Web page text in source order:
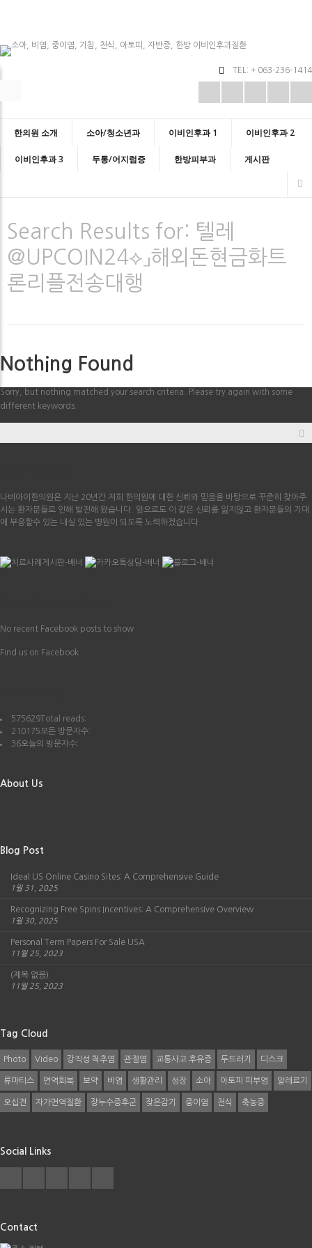
TEL: + 063-236-1414
한의원 소개 소아/청소년과 이비인후과 1 이비인후과 2
이비인후과 3 두통/어지럼증 한방피부과 게시판
Search Results for: 텔레
@UPCOIN24⟡」해외돈현금화트
론리플전송대행
Nothing Found
Sorry, but nothing matched your search criteria. Please try again with some
different keywords.
나비아이한의원은 지난 20년간 저희 한의원에 대한 신뢰와 믿음을 바탕으로 꾸준히 찾아주
시는 환자분들로 인해 발전해 왔습니다. 앞으로도 이 같은 신뢰를 잃지않고 환자분들의 기대
에 부응할수 있는 내실 있는 병원이 되도록 노력하겠습니다.
No recent Facebook posts to show
Find us on Facebook
575629Total reads:
210175모든 방문자수:
36오늘의 방문자수:
About Us
Blog Post
Ideal US Online Casino Sites: A Comprehensive Guide
1월 31, 2025
Recognizing Free Spins Incentives: A Comprehensive Overview
1월 30, 2025
Personal Term Papers For Sale USA
11월 25, 2023
(제목 없음)
11월 25, 2023
Tag Cloud
Photo Video 강직성 척추염 관절염 교통사고 후유증 두드러기 디스크
류마티스 면역회복 보약 비염 생활관리 성장 소아 아토피 피부염 알레르기
오십견 자가면역질환 장누수증후군 잦은감기 중이염 천식 축농증
Social Links
Contact